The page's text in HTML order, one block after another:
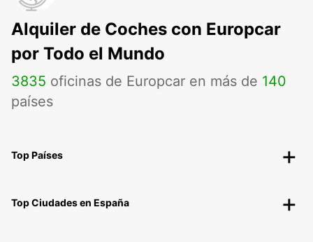
Alquiler de Coches con Europcar
por Todo el Mundo
3835 oficinas de Europcar en más de 140
países
Top Países
Top Ciudades en España